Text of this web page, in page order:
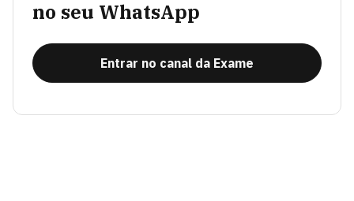
no seu WhatsApp
Entrar no canal da Exame